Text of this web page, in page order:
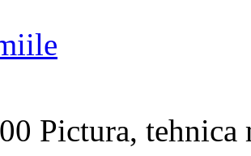
Pictura, tehnica